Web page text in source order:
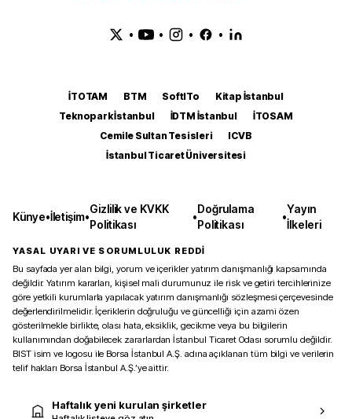
• • • •
İTOTAM BTM SoftITo
Kitap İstanbul
Teknopark İstanbul
İDTM İstanbul
İTOSAM
Cemile Sultan Tesisleri
ICVB
İstanbul Ticaret Üniversitesi
Künye•İletişim•
Gizlilik ve KVKK
Politikası
•
Doğrulama
Politikası
•
Yayın
İlkeleri
YASAL UYARI VE SORUMLULUK REDDİ
Bu sayfada yer alan bilgi, yorum ve içerikler yatırım danışmanlığı kapsamında
değildir. Yatırım kararları, kişisel mali durumunuz ile risk ve getiri tercihlerinize
göre yetkili kurumlarla yapılacak yatırım danışmanlığı sözleşmesi çerçevesinde
değerlendirilmelidir. İçeriklerin doğruluğu ve güncelliği için azami özen
gösterilmekle birlikte, olası hata, eksiklik, gecikme veya bu bilgilerin
kullanımından doğabilecek zararlardan İstanbul Ticaret Odası sorumlu değildir.
BIST isim ve logosu ile Borsa İstanbul A.Ş. adına açıklanan tüm bilgi ve verilerin
telif hakları Borsa İstanbul A.Ş.’ye aittir.
Haftalık yeni kurulan şirketler